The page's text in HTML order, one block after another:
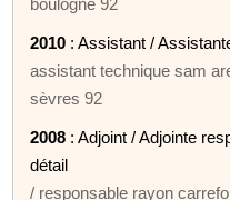
2010 : Assistant /
assistant technique sam
sèvres 92
2008 : Adjoint / Adjointe
détail
/ responsable rayon